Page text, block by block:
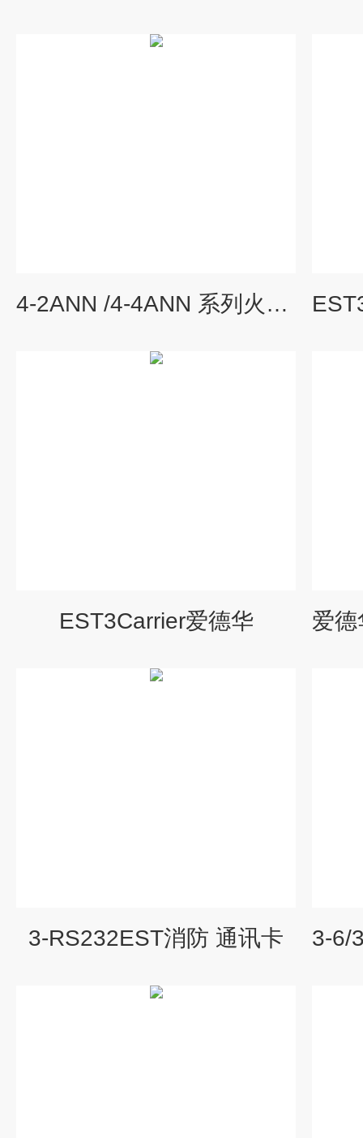
4-2ANN /4-4ANN 系列火灾显示盘
EST3Carrier爱德华
3-RS232EST消防 通讯卡